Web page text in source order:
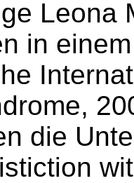
Leona
in
die